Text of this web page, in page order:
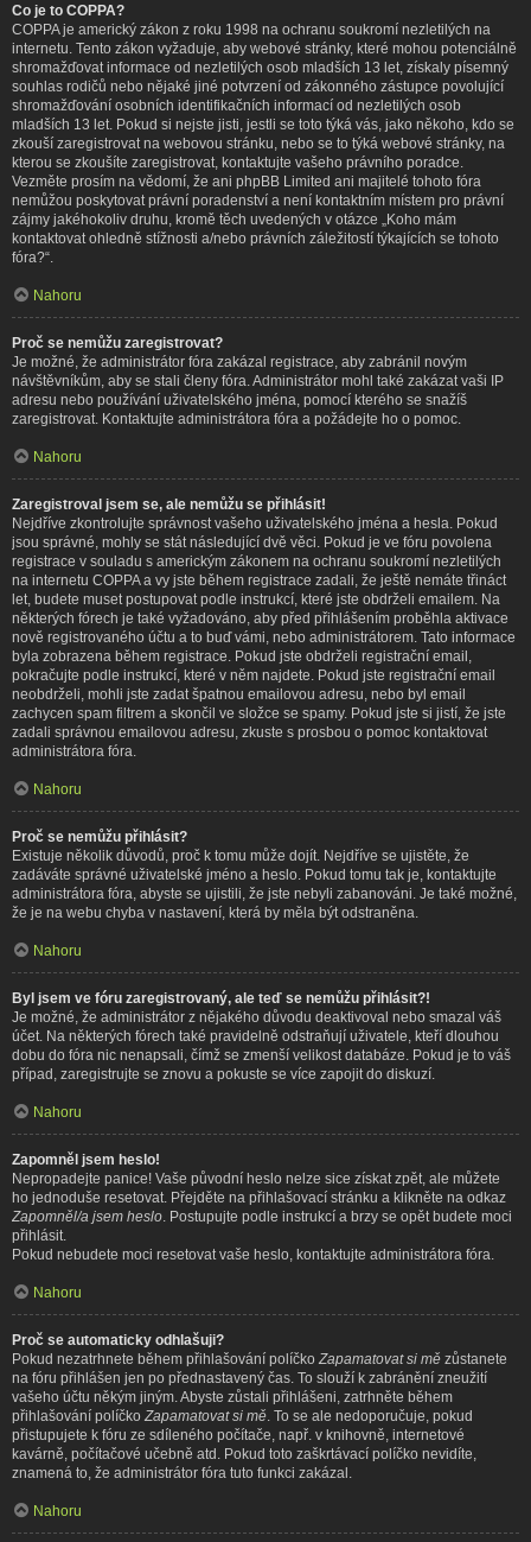
Co je to COPPA?
COPPA je americký zákon z roku 1998 na ochranu soukromí nezletilých na
internetu. Tento zákon vyžaduje, aby webové stránky, které mohou potenciálně
shromažďovat informace od nezletilých osob mladších 13 let, získaly písemný
souhlas rodičů nebo nějaké jiné potvrzení od zákonného zástupce povolující
shromažďování osobních identifikačních informací od nezletilých osob
mladších 13 let. Pokud si nejste jisti, jestli se toto týká vás, jako někoho, kdo se
zkouší zaregistrovat na webovou stránku, nebo se to týká webové stránky, na
kterou se zkoušíte zaregistrovat, kontaktujte vašeho právního poradce.
Vezměte prosím na vědomí, že ani phpBB Limited ani majitelé tohoto fóra
nemůžou poskytovat právní poradenství a není kontaktním místem pro právní
zájmy jakéhokoliv druhu, kromě těch uvedených v otázce „Koho mám
kontaktovat ohledně stížnosti a/nebo právních záležitostí týkajících se tohoto
fóra?“.
Nahoru
Proč se nemůžu zaregistrovat?
Je možné, že administrátor fóra zakázal registrace, aby zabránil novým
návštěvníkům, aby se stali členy fóra. Administrátor mohl také zakázat vaši IP
adresu nebo používání uživatelského jména, pomocí kterého se snažíš
zaregistrovat. Kontaktujte administrátora fóra a požádejte ho o pomoc.
Nahoru
Zaregistroval jsem se, ale nemůžu se přihlásit!
Nejdříve zkontrolujte správnost vašeho uživatelského jména a hesla. Pokud
jsou správné, mohly se stát následující dvě věci. Pokud je ve fóru povolena
registrace v souladu s americkým zákonem na ochranu soukromí nezletilých
na internetu COPPA a vy jste během registrace zadali, že ještě nemáte třináct
let, budete muset postupovat podle instrukcí, které jste obdrželi emailem. Na
některých fórech je také vyžadováno, aby před přihlášením proběhla aktivace
nově registrovaného účtu a to buď vámi, nebo administrátorem. Tato informace
byla zobrazena během registrace. Pokud jste obdrželi registrační email,
pokračujte podle instrukcí, které v něm najdete. Pokud jste registrační email
neobdrželi, mohli jste zadat špatnou emailovou adresu, nebo byl email
zachycen spam filtrem a skončil ve složce se spamy. Pokud jste si jistí, že jste
zadali správnou emailovou adresu, zkuste s prosbou o pomoc kontaktovat
administrátora fóra.
Nahoru
Proč se nemůžu přihlásit?
Existuje několik důvodů, proč k tomu může dojít. Nejdříve se ujistěte, že
zadáváte správné uživatelské jméno a heslo. Pokud tomu tak je, kontaktujte
administrátora fóra, abyste se ujistili, že jste nebyli zabanováni. Je také možné,
že je na webu chyba v nastavení, která by měla být odstraněna.
Nahoru
Byl jsem ve fóru zaregistrovaný, ale teď se nemůžu přihlásit?!
Je možné, že administrátor z nějakého důvodu deaktivoval nebo smazal váš
účet. Na některých fórech také pravidelně odstraňují uživatele, kteří dlouhou
dobu do fóra nic nenapsali, čímž se zmenší velikost databáze. Pokud je to váš
případ, zaregistrujte se znovu a pokuste se více zapojit do diskuzí.
Nahoru
Zapomněl jsem heslo!
Nepropadejte panice! Vaše původní heslo nelze sice získat zpět, ale můžete
ho jednoduše resetovat. Přejděte na přihlašovací stránku a klikněte na odkaz
Zapomněl/a jsem heslo . Postupujte podle instrukcí a brzy se opět budete moci
přihlásit.
Pokud nebudete moci resetovat vaše heslo, kontaktujte administrátora fóra.
Nahoru
Proč se automaticky odhlašuji?
Pokud nezatrhnete během přihlašování políčko Zapamatovat si mě zůstanete
na fóru přihlášen jen po přednastavený čas. To slouží k zabránění zneužití
vašeho účtu někým jiným. Abyste zůstali přihlášeni, zatrhněte během
přihlašování políčko Zapamatovat si mě . To se ale nedoporučuje, pokud
přistupujete k fóru ze sdíleného počítače, např. v knihovně, internetové
kavárně, počítačové učebně atd. Pokud toto zaškrtávací políčko nevidíte,
znamená to, že administrátor fóra tuto funkci zakázal.
Nahoru